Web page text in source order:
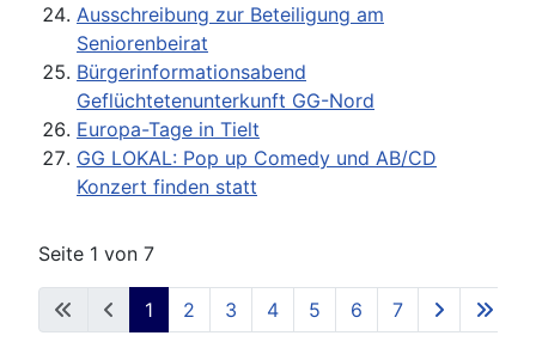
Ausschreibung zur Beteiligung am
Seniorenbeirat
Bürgerinformationsabend
Geflüchtetenunterkunft GG-Nord
Europa-Tage in Tielt
GG LOKAL: Pop up Comedy und AB/CD
Konzert finden statt
Seite 1 von 7
1 2 3 4 5 6 7